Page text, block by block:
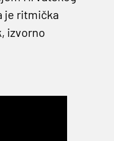
je ritmička
izvorno